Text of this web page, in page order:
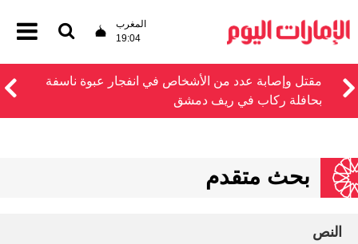
المغرب
19:04
مقتل وإصابة عدد من الأشخاص في انفجار عبوة ناسفة
بحافلة ركاب في ريف دمشق
بحث متقدم
النص